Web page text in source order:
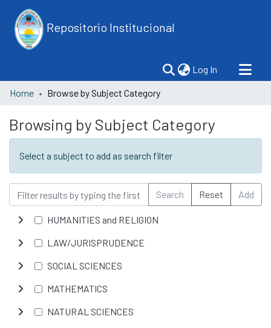
Repositorio Institucional
Log In (current)
Home Browse by Subject Category
Browsing by Subject Category
Select a subject to add as search filter
Search Reset Add
HUMANITIES and RELIGION
LAW/JURISPRUDENCE
SOCIAL SCIENCES
MATHEMATICS
NATURAL SCIENCES